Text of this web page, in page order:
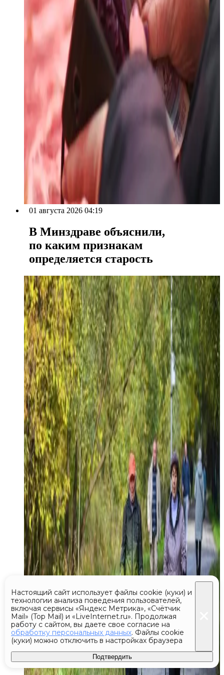
01 августа 2026 04:19
В Минздраве объяснили,
по каким признакам
определяется старость
Настоящий сайт использует файлы cookie (куки) и
технологии анализа поведения пользователей,
включая сервисы «Яндекс Метрика», «Счётчик
Mail» (Top Mail) и «LiveInternet.ru». Продолжая
работу с сайтом, вы даете свое согласие на
обработку персональных данных. Файлы cookie
(куки) можно отключить в настройках браузера
Подтвердить